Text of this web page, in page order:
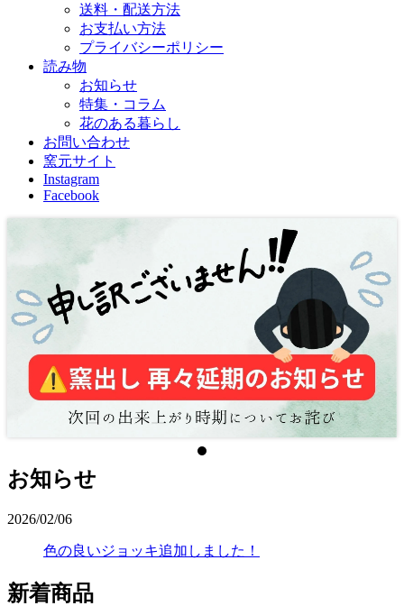
送料・配送方法
お支払い方法
プライバシーポリシー
読み物
お知らせ
特集・コラム
花のある暮らし
お問い合わせ
窯元サイト
Instagram
Facebook
お知らせ
2026/02/06
色の良いジョッキ追加しました！
新着商品